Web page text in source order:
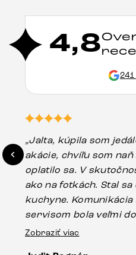
4,8
„Jalta, kúpila som
akácie, chvíľu som
oplatilo sa. V
ako na fotkách. Stal sa
kuchyne.
servisom bola veľmi
stola bolo malé
Zobraziť viac